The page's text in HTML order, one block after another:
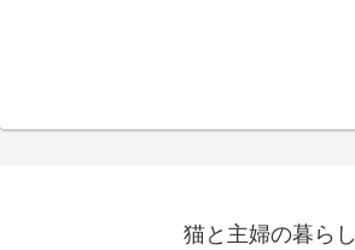
猫と主婦の暮らし